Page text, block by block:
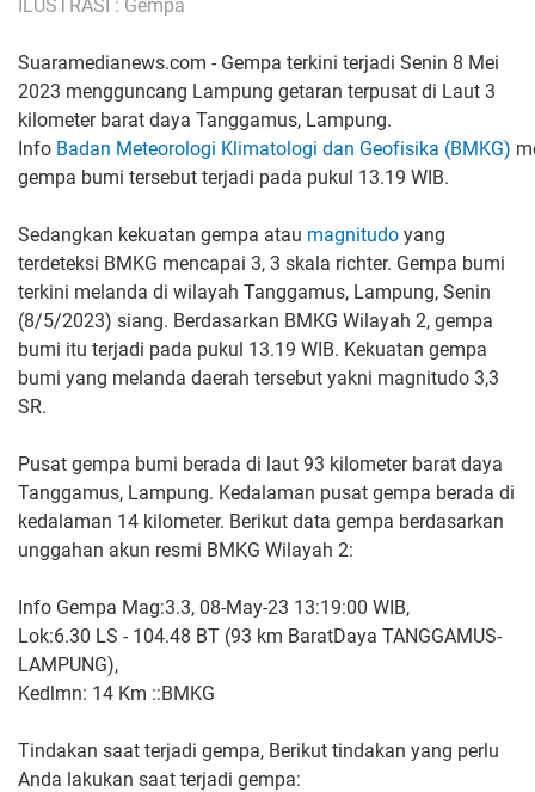
ILUSTRASI : Gempa
Suaramedianews.com - Gempa terkini terjadi Senin 8 Mei
2023 mengguncang Lampung getaran terpusat di Laut 3
kilometer barat daya Tanggamus, Lampung.
Info Badan Meteorologi Klimatologi dan Geofisika (BMKG)
gempa bumi tersebut terjadi pada pukul 13.19 WIB.
Sedangkan kekuatan gempa atau magnitudo yang
terdeteksi BMKG mencapai 3, 3 skala richter. Gempa bumi
terkini melanda di wilayah Tanggamus, Lampung, Senin
(8/5/2023) siang. Berdasarkan BMKG Wilayah 2, gempa
bumi itu terjadi pada pukul 13.19 WIB. Kekuatan gempa
bumi yang melanda daerah tersebut yakni magnitudo 3,3
SR.
Pusat gempa bumi berada di laut 93 kilometer barat daya
Tanggamus, Lampung. Kedalaman pusat gempa berada di
kedalaman 14 kilometer. Berikut data gempa berdasarkan
unggahan akun resmi BMKG Wilayah 2:
Info Gempa Mag:3.3, 08-May-23 13:19:00 WIB,
Lok:6.30 LS - 104.48 BT (93 km BaratDaya TANGGAMUS-
LAMPUNG),
Kedlmn: 14 Km ::BMKG
Tindakan saat terjadi gempa, Berikut tindakan yang perlu
Anda lakukan saat terjadi gempa: